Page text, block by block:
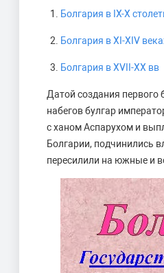
Болгария в IX-X
Болгария в XI-XIV
Болгария в XVII-XX вв
Датой создания первого
набегов булгар
с ханом Аспарухом и
Болгарии, подчинились
пересилили на южные и